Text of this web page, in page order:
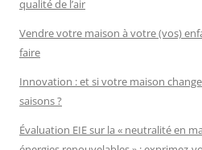
qualité de l’air
Vendre votre maison à votre (vos)
faire
Innovation : et si votre maison
saisons ?
Évaluation EIE sur la « neutralité en